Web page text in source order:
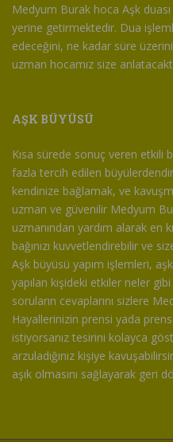
Medyum Burak hoca Aşk
yerine getirmektedir. Dua
edeceğini, ne kadar süre
uzman hocamız size
AŞK BÜYÜSÜ
Kısa sürede sonuç veren etkili
fazla tercih edilen
kendinize bağlamak, ve
uzman ve güvenilir Medyum
uzmanından yardım alarak en
bağınızı kuvvetlendirebilir ve
Aşk büyüsü yapım işlemleri,
yapılan kişideki etkiler neler
soruların cevaplarını sizlere
Hayallerinizin prensi yada
istiyorsanız tesirini kolayca
arzuladığınız kişiye
aşık olmasını sağlayarak geri